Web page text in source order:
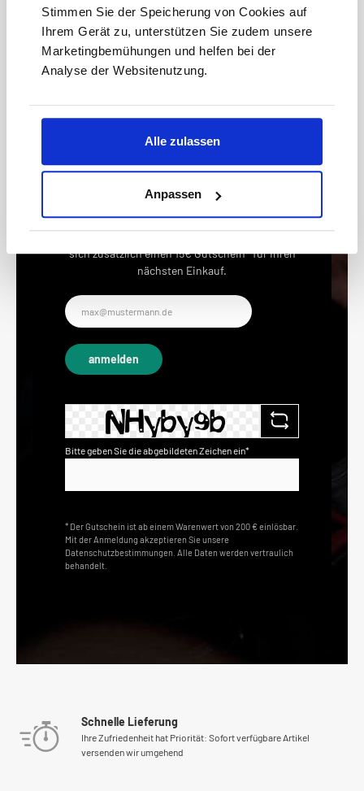
Stimmen Sie der Speicherung von Cookies auf
Ihrem Gerät zu, unterstützen Sie zudem unsere
Marketingbemühungen und helfen bei der
Analyse der Websitenutzung.
Alle zulassen
Anpassen
Keine Angebote mehr
verpassen!
15 € Gutschein* sichern!
Bleiben Sie auf dem Laufenden mit unserem
Newsletter und erhalten Sie Informationen zu
sich zusätzlich einen 15€ Gutschein* für Ihren
nächsten Einkauf.
E-
Mail-
Adresse*
anmelden
Bitte geben Sie die abgebildeten Zeichen ein*
* Der Gutschein ist ab einem Warenwert von 200 € einlösbar.
Mit der Anmeldung akzeptieren Sie unsere
Datenschutzbestimmungen. Alle Daten werden vertraulich
behandelt.
Schnelle Lieferung
Ihre Zufriedenheit hat Priorität: Sofort verfügbare Artikel
versenden wir umgehend